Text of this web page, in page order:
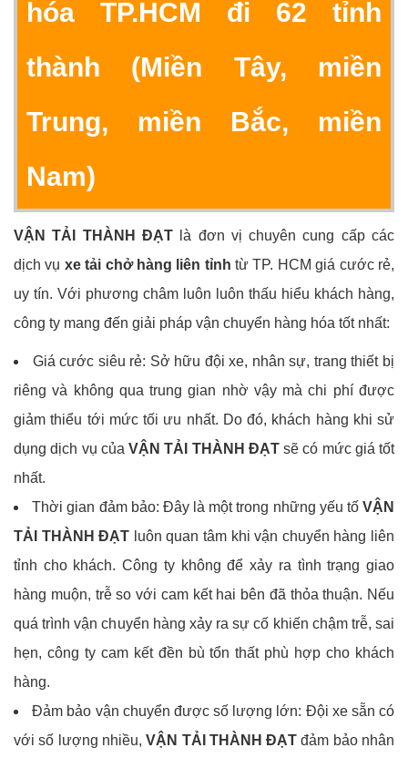
hóa TP.HCM đi 62 tỉnh
thành (Miền Tây, miền
Trung, miền Bắc, miền
Nam)
VẬN TẢI THÀNH ĐẠTlà đơn vị chuyên cung cấp các
dịch vụ xe tải chở hàng liên tỉnh từ TP. HCM giá cước rẻ,
uy tín. Với phương châm luôn luôn thấu hiểu khách hàng,
công ty mang đến giải pháp vận chuyển hàng hóa tốt nhất:
Giá cước siêu rẻ: Sở hữu đội xe, nhân sự, trang thiết bị
riêng và không qua trung gian nhờ vậy mà chi phí được
giảm thiểu tới mức tối ưu nhất. Do đó, khách hàng khi sử
dụng dịch vụ của VẬN TẢI THÀNH ĐẠT sẽ có mức giá tốt
nhất.
Thời gian đảm bảo: Đây là một trong những yếu tốVẬN
TẢI THÀNH ĐẠT luôn quan tâm khi vận chuyển hàng liên
tỉnh cho khách. Công ty không để xảy ra tình trạng giao
hàng muộn, trễ so với cam kết hai bên đã thỏa thuận. Nếu
quá trình vận chuyển hàng xảy ra sự cố khiến chậm trễ, sai
hẹn, công ty cam kết đền bù tổn thất phù hợp cho khách
hàng.
Đảm bảo vận chuyển được số lượng lớn: Đội xe sẵn có
với số lượng nhiều,VẬN TẢI THÀNH ĐẠT đảm bảo nhân